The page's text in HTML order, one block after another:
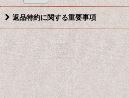
返品特約に関する重要事項